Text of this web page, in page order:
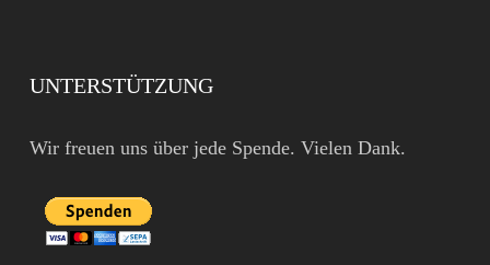
UNTERSTÜTZUNG
Wir freuen uns über jede Spende. Vielen Dank.